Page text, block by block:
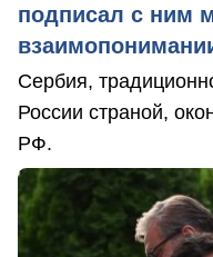
подписал с ним
Сербия,
России страной,
РФ.